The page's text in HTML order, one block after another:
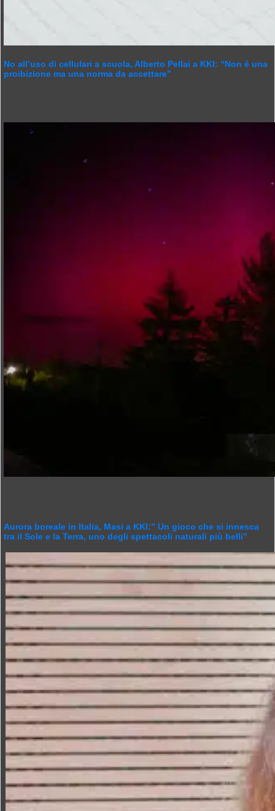
No all’uso di cellulari a scuola, Alberto Pellai a KKI: “Non è una
proibizione ma una norma da accettare”
Aurora boreale in Italia, Masi a KKI:” Un gioco che si innesca
tra il Sole e la Terra, uno degli spettacoli naturali più belli”